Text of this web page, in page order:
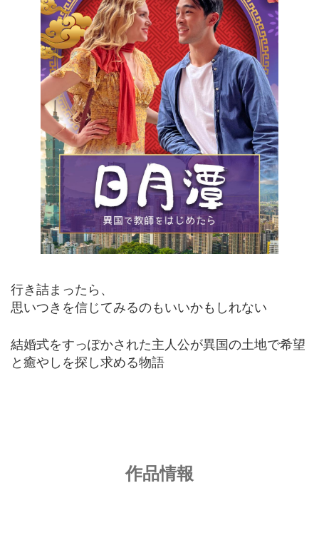
行き詰まったら、
思いつきを信じてみるのもいいかもしれない
結婚式をすっぽかされた主人公が異国の土地で希望
と癒やしを探し求める物語
作品情報